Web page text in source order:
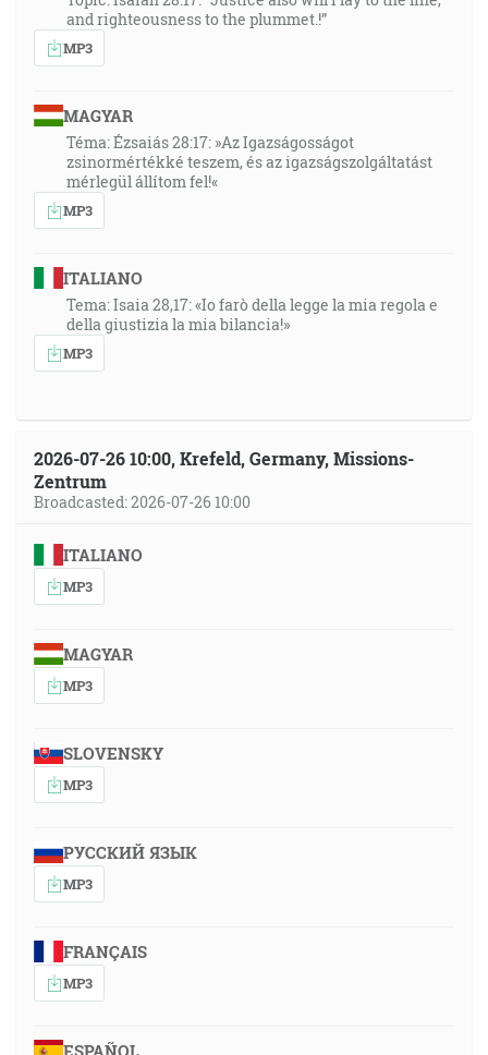
and righteousness to the plummet.!”
MP3
MAGYAR
Téma: Ézsaiás 28:17: »Az Igazságosságot
zsinormértékké teszem, és az igazságszolgáltatást
mérlegül állítom fel!«
MP3
ITALIANO
Tema: Isaia 28,17: «Io farò della legge la mia regola e
della giustizia la mia bilancia!»
MP3
2026-07-26 10:00, Krefeld, Germany, Missions-
Zentrum
Broadcasted: 2026-07-26 10:00
ITALIANO
MP3
MAGYAR
MP3
SLOVENSKY
MP3
РУССКИЙ ЯЗЫК
MP3
FRANÇAIS
MP3
ESPAÑOL